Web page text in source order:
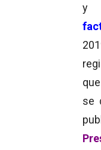
y
se